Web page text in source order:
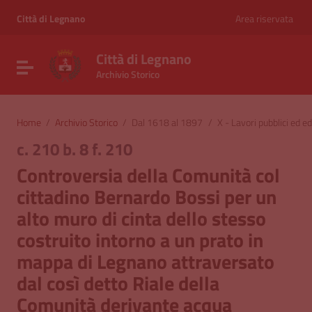
Vai al menu di navigazione
Città di Legnano Area riservata
Attiva / disattiva la navigazione
Città di Legnano
Archivio Storico
Home / Archivio Storico / Dal 1618 al 1897 / X - Lavori pubblici ed
c. 210 b. 8 f. 210
Controversia della Comunità col
cittadino Bernardo Bossi per un
alto muro di cinta dello stesso
costruito intorno a un prato in
mappa di Legnano attraversato
dal così detto Riale della
Comunità derivante acqua